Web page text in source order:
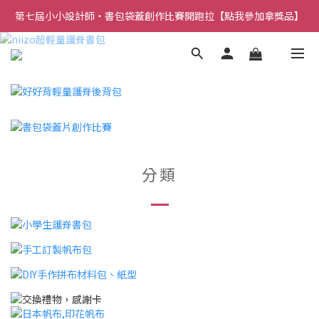
第七屆小小設計師・書包袋蓋創作比賽開跑拉【點我參加拿獎品】
分類